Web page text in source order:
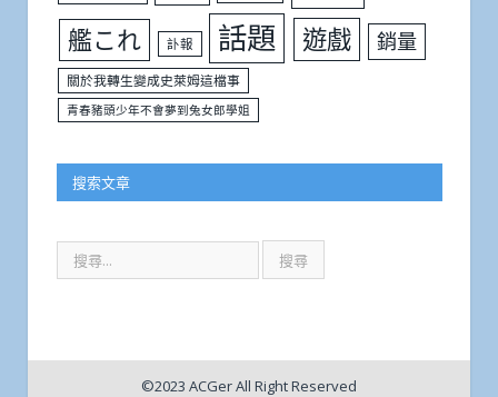
艦これ 訃報 話題 遊戲 銷量
關於我轉生變成史萊姆這檔事
青春豬頭少年不會夢到兔女郎學姐
搜索文章
©2023 ACGer All Right Reserved